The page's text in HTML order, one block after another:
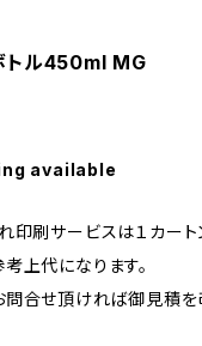
トル450ml MG
available
刷サービスは１カート
上代になります。
せ頂ければ御見積を改